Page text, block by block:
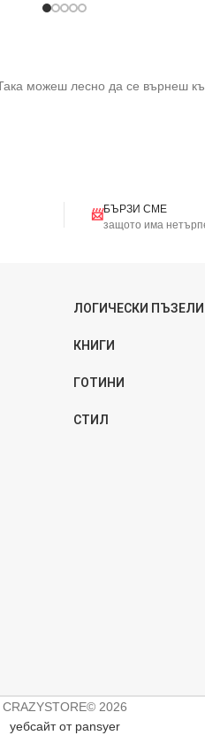
можеш лесно да се върнеш
📨БЪРЗИ СМЕ
защото има
ЛОГИЧЕСКИ ПЪЗЕЛИ
КНИГИ
ГОТИНИ
СТИЛ
CRAZYSTORE© 2026
уебсайт от pansyer